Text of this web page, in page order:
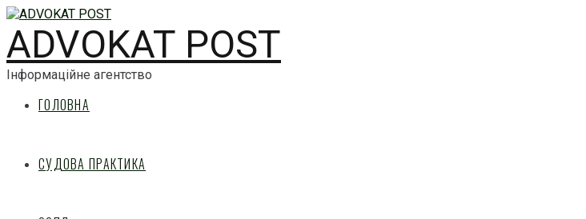
ADVOKAT POST
Інформаційне агентство
ГОЛОВНА
СУДОВА ПРАКТИКА